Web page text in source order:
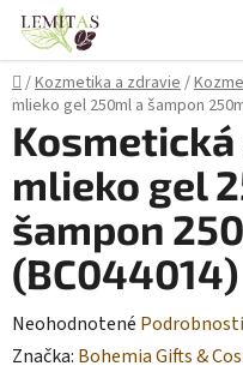
Prejsť
obsah
Domov
/Kozmetika a zdravie/
mlieko gel 250ml a šampon
mlieko gel
šampon
(BC044014)
Priemerné
hodnotenie
Neohodnotené
Značka: Bohemia Gifts &